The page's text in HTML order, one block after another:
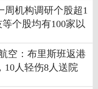
周机构调研个股超1
个股均有100家以
空：布里斯班返港
10人轻伤8人送院